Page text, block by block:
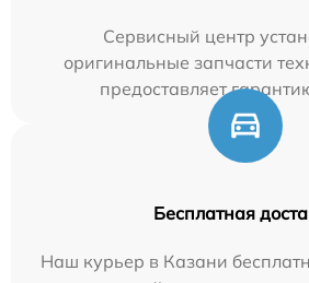
Сервисный центр
оригинальные запчасти
предоставляет
Бесплатная
Наш курьер в Казани